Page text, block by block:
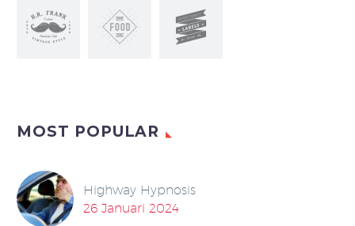
MOST POPULAR
Highway Hypnosis
26 Januari 2024